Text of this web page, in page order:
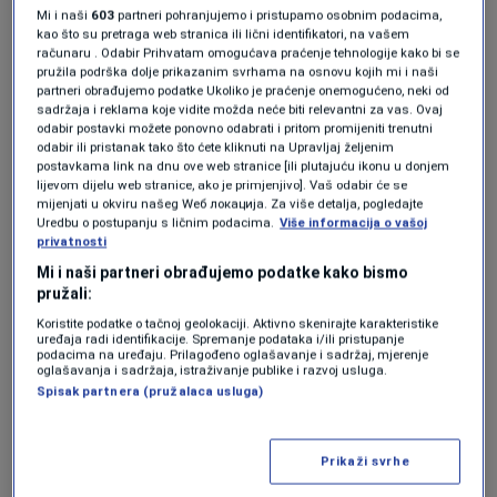
programe.
Bosna i Hercegovina se ponosno pridružila ovoj
tradiciji kroz domaći projekat "Najljepša sela
BiH". Ove godine magija se osjetila u pet
odabranih bh. sela: Ravnom, Ostrošcu,
Gornjem Srebreniku, Gučoj Gori i, naravno, u
čuvenim Vrancima.
Spoj bogate historije,
tradicije i unikatnih
rukotvorina
Sinoć su posjetioci u Vrancima imali priliku
uživati u autentičnim ručnim radovima
Mi i naši 603 partneri pohranjujemo i pristupamo osobnim podacima,
kao što su pretraga web stranica ili lični identifikatori, na vašem
računaru . Odabir Prihvatam omogućava praćenje tehnologije kako bi se
pružila podrška dolje prikazanim svrhama na osnovu kojih mi i naši
partneri obrađujemo podatke Ukoliko je praćenje onemogućeno, neki od
sadržaja i reklama koje vidite možda neće biti relevantni za vas. Ovaj
odabir postavki možete ponovno odabrati i pritom promijeniti trenutni
odabir ili pristanak tako što ćete kliknuti na Upravljaj željenim
postavkama link na dnu ove web stranice [ili plutajuću ikonu u donjem
lijevom dijelu web stranice, ako je primjenjivo]. Vaš odabir će se
mijenjati u okviru našeg Wеб локација. Za više detalja, pogledajte
Uredbu o postupanju s ličnim podacima. Više informacija o vašoj
privatnosti
Mi i naši partneri obrađujemo podatke kako bismo
pružali:
Koristite podatke o tačnoj geolokaciji. Aktivno skenirajte karakteristike
uređaja radi identifikacije. Spremanje podataka i/ili pristupanje
podacima na uređaju. Prilagođeno oglašavanje i sadržaj, mjerenje
oglašavanja i sadržaja, istraživanje publike i razvoj usluga.
Spisak partnera (pružalaca usluga)
Prikaži svrhe